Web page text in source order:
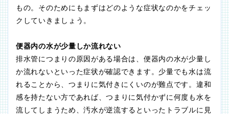
もの。そのためにもまずはどのような症状なのかをチェッ
クしていきましょう。
便器内の水が少量しか流れない
排水管につまりの原因がある場合は、便器内の水が少量し
か流れないといった症状が確認できます。少量でも水は流
れることから、つまりに気付きにくいのが難点です。違和
感を持たない方であれば、つまりに気付かずに何度も水を
流してしまうため、汚水が逆流するといったトラブルに見